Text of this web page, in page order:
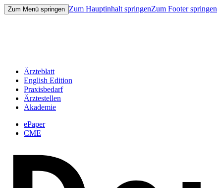
Zum Menü springen Zum Hauptinhalt springenZum Footer springen
Ärzteblatt
English Edition
Praxisbedarf
Ärztestellen
Akademie
ePaper
CME